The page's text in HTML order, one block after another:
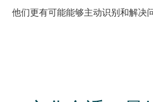
他们更有可能能够主动识别和解决